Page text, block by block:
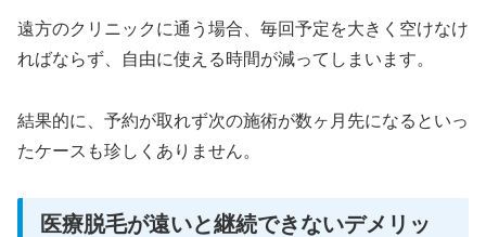
遠方のクリニックに通う場合、毎回予定を大きく空けなけ
ればならず、自由に使える時間が減ってしまいます。
結果的に、予約が取れず次の施術が数ヶ月先になるといっ
たケースも珍しくありません。
医療脱毛が遠いと継続できないデメリッ